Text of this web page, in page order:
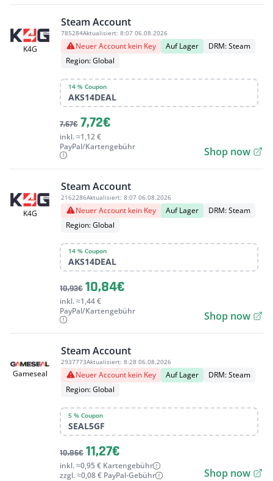
K4G
Steam Account
785284Aktualisiert: 8:07 06.08.2026
Neuer Account kein Key Auf Lager
DRM: Steam
Region: Global
14 % Coupon
AKS14DEAL
7,67€ 7,72€
inkl. ≈1,12 €
PayPal/Kartengebühr
Shop now
K4G
Steam Account
2162286Aktualisiert: 8:07 06.08.2026
Neuer Account kein Key Auf Lager
DRM: Steam
Region: Global
14 % Coupon
AKS14DEAL
10,93€ 10,84€
inkl. ≈1,44 €
PayPal/Kartengebühr
Shop now
Gameseal
Steam Account
2937773Aktualisiert: 8:28 06.08.2026
Neuer Account kein Key Auf Lager
DRM: Steam
Region: Global
5 % Coupon
SEAL5GF
10,86€ 11,27€
inkl. ≈0,95 € Kartengebühr
zzgl. ≈0,08 € PayPal-Gebühr
Shop now